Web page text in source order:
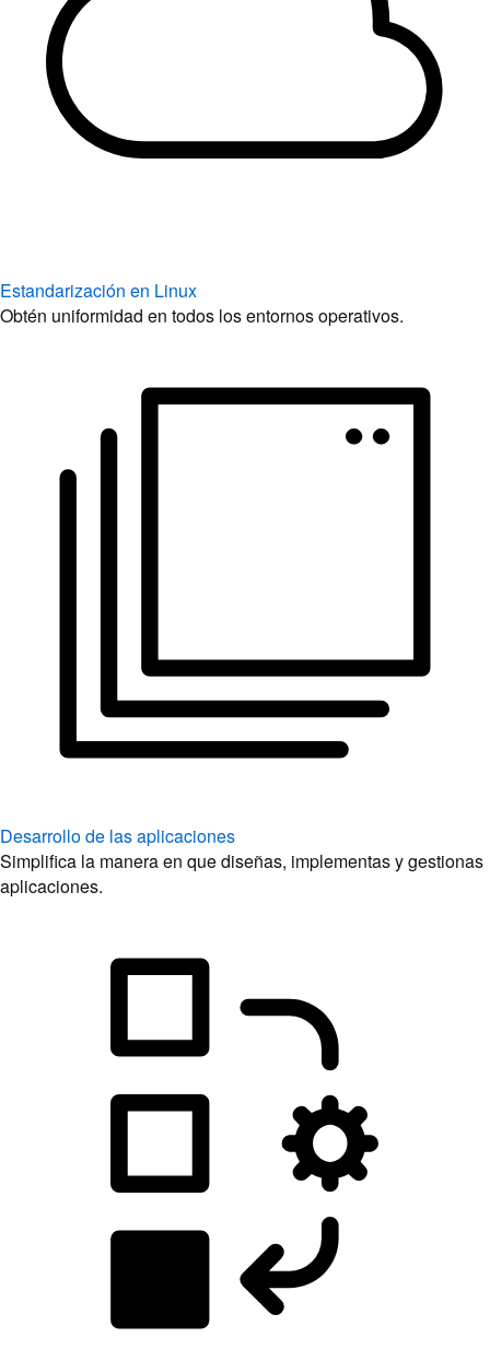
Estandarización en Linux
Obtén uniformidad en todos los entornos operativos.
Desarrollo de las aplicaciones
Simplifica la manera en que diseñas, implementas y gestionas
aplicaciones.